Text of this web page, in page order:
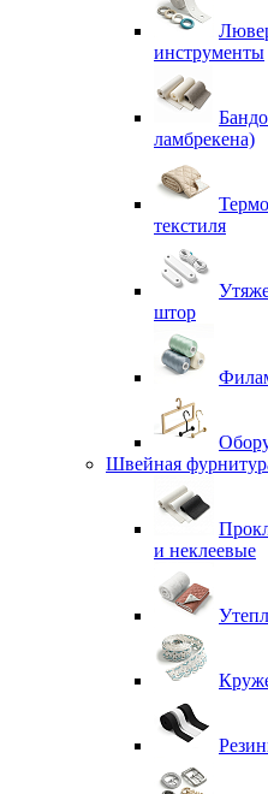
инструменты
ламбрекена)
текстиля
штор
Швейная
и неклеевые